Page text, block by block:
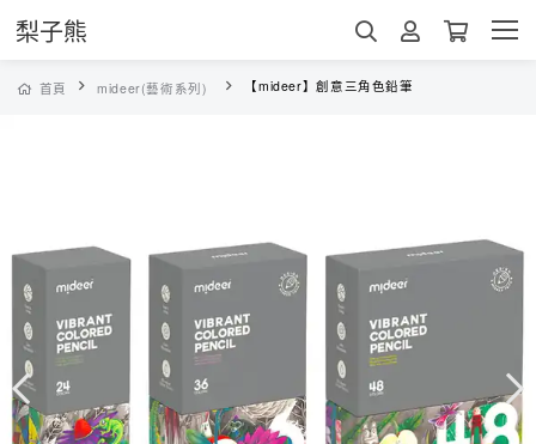
梨子熊
首頁 mideer(藝術系列) 【mideer】創意三角色鉛筆